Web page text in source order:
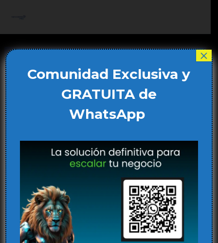
contenido
IA en el proceso creativo
Deja un comentario inteligencia artificial
Elena
Comunidad Exclusiva y
GRATUITA de
WhatsApp
×